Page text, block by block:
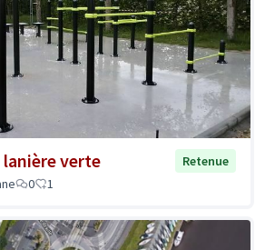
lanière verte
Retenue
0 1